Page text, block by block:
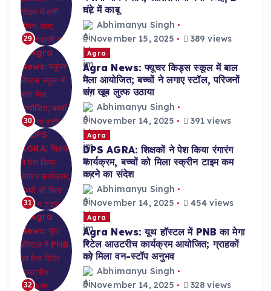
29
घंटे में काबू
Abhimanyu Singh
November 15, 2025
389 views
30
Agra
Agra News: फ्यूचर किड्स स्कूल में बाल
मेला आयोजित; बच्चों ने लगाए स्टॉल, परिजनों
संग खूब लुत्फ उठाया
Abhimanyu Singh
November 14, 2025
391 views
31
Agra
DPS AGRA: शिक्षकों ने पेश किया रंगारंग
कार्यक्रम, बच्चों को मिला स्क्रीन टाइम कम
करने का संदेश
Abhimanyu Singh
November 14, 2025
454 views
32
Agra
Agra News: यूथ हॉस्टल में PNB का मेगा
रिटेल आउटरीच कार्यक्रम आयोजित; ग्राहकों
को मिला वन-स्टॉप अनुभव
Abhimanyu Singh
November 14, 2025
328 views